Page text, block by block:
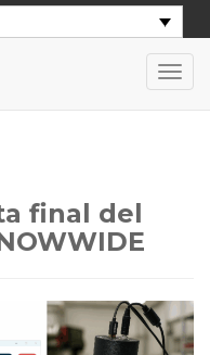
final del